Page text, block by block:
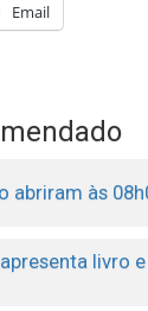
Email
abriram às
livro